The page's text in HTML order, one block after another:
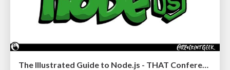
The Illustrated Guide to Node.js - THAT Conference 2024